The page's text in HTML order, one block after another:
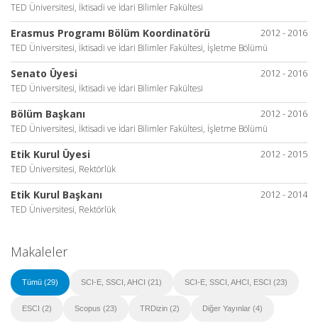
TED Üniversitesi, İktisadi ve İdari Bilimler Fakültesi
2012 - 2016
Erasmus Programı Bölüm Koordinatörü
TED Üniversitesi, İktisadi ve İdari Bilimler Fakültesi, İşletme Bölümü
2012 - 2016
Senato Üyesi
TED Üniversitesi, İktisadi ve İdari Bilimler Fakültesi
2012 - 2016
Bölüm Başkanı
TED Üniversitesi, İktisadi ve İdari Bilimler Fakültesi, İşletme Bölümü
2012 - 2015
Etik Kurul Üyesi
TED Üniversitesi, Rektörlük
2012 - 2014
Etik Kurul Başkanı
TED Üniversitesi, Rektörlük
Makaleler
Tümü (29) SCI-E, SSCI, AHCI (21) SCI-E, SSCI, AHCI, ESCI (23)
ESCI (2) Scopus (23) TRDizin (2) Diğer Yayınlar (4)